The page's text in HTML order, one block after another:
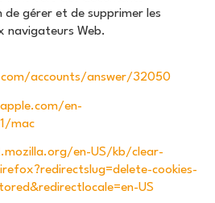
gérer et de supprimer les
navigateurs Web.
accounts/answer/32050
en-
mac
en-US/kb/clear-
cookies-
US